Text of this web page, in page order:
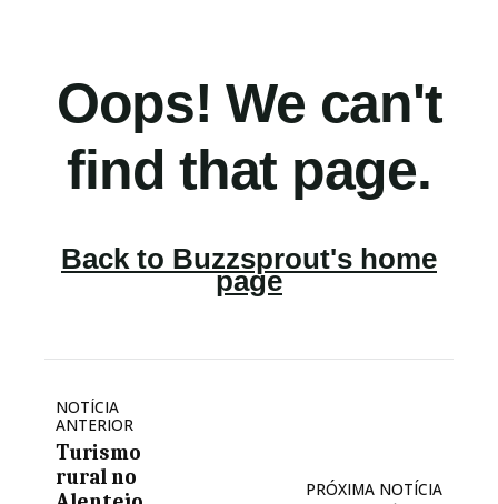
NOTÍCIA
ANTERIOR
Turismo
rural no
PRÓXIMA NOTÍCIA